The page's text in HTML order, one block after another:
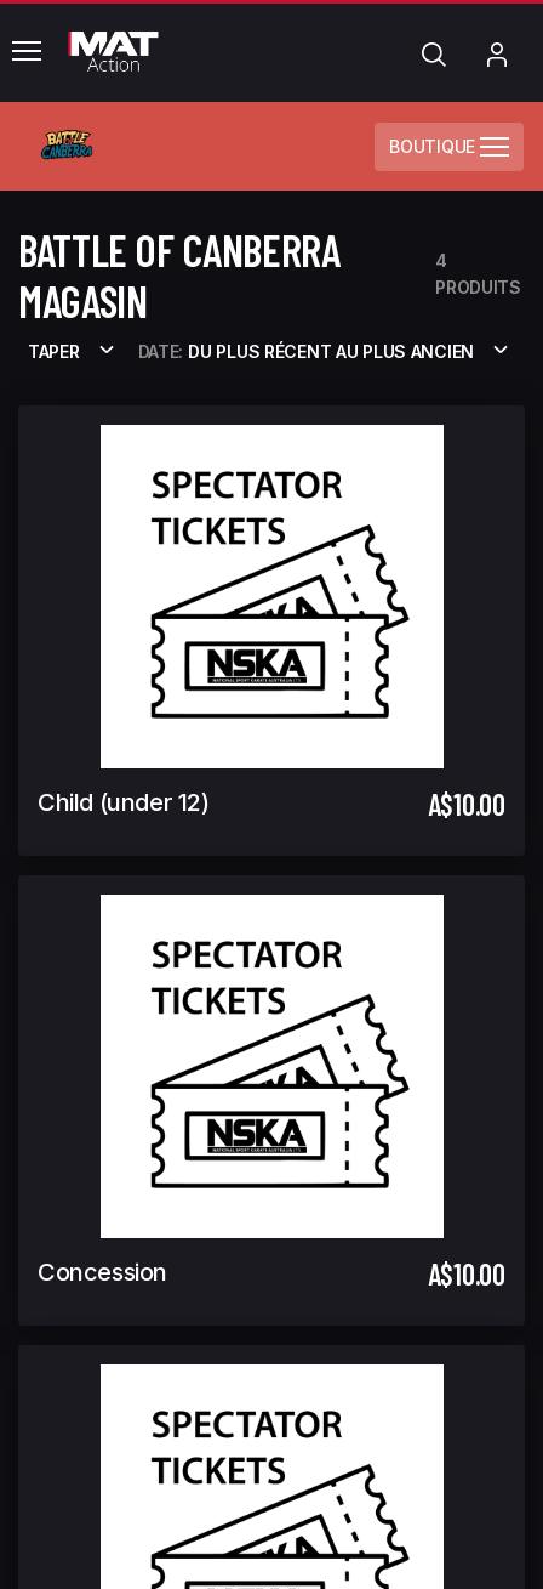
common.menu Chercher
BOUTIQUE
BATTLE OF CANBERRA
MAGASIN
4
PRODUITS
TAPER DATE: DU PLUS RÉCENT AU PLUS ANCIEN
Child (under 12) A$10.00
Concession A$10.00